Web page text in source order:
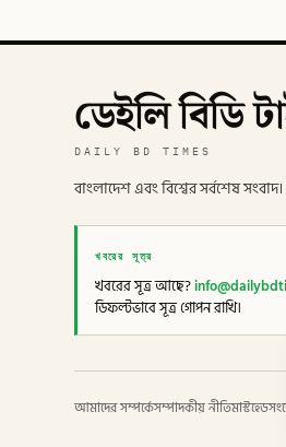
ডেইলি বিডি
DAILY BD TIMES
বাংলাদেশ এবং বিশ্বের সর্বশেষ
খবরের সূত্র
খবরের সূত্র আছে?
ডিফল্টভাবে সূত্র গোপন রাখি।
আমাদের সম্পর্কেসম্পাদকীয় নীতিমাস্টহেড